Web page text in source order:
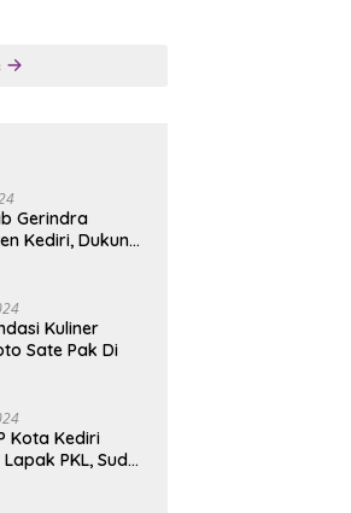
Gerindra
Kediri, Dukung
Kuliner
Sate Pak Di
Kota Kediri
PKL, Sudah